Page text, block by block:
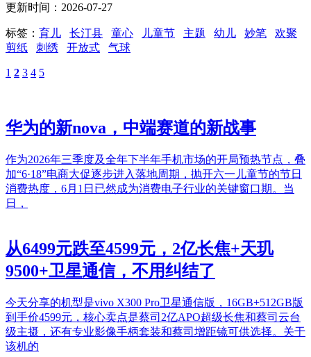
更新时间：2026-07-27
标签： 育儿 长汀县 童心 儿童节 主题 幼儿 妙笔
欢聚
剪纸
刺绣 开放式 气球
1 2 3 4 5
华为的新nova，中端赛道的新战事
作为2026年三季度及全年下半年手机市场的开局预热节点，叠
加“6·18”电商大促逐步进入落地周期，抛开六一儿童节的节日
消费热度，6月1日已然成为消费电子行业的关键窗口期。当
日，
从6499元跌至4599元，2亿长焦+天玑
9500+卫星通信，不用纠结了
今天分享的机型是vivo X300 Pro卫星通信版，16GB+512GB版
到手价4599元，核心卖点是蔡司2亿APO超级长焦和蔡司云台
级主摄，还有专业影像手柄套装和蔡司增距镜可供选择。关于
该机的